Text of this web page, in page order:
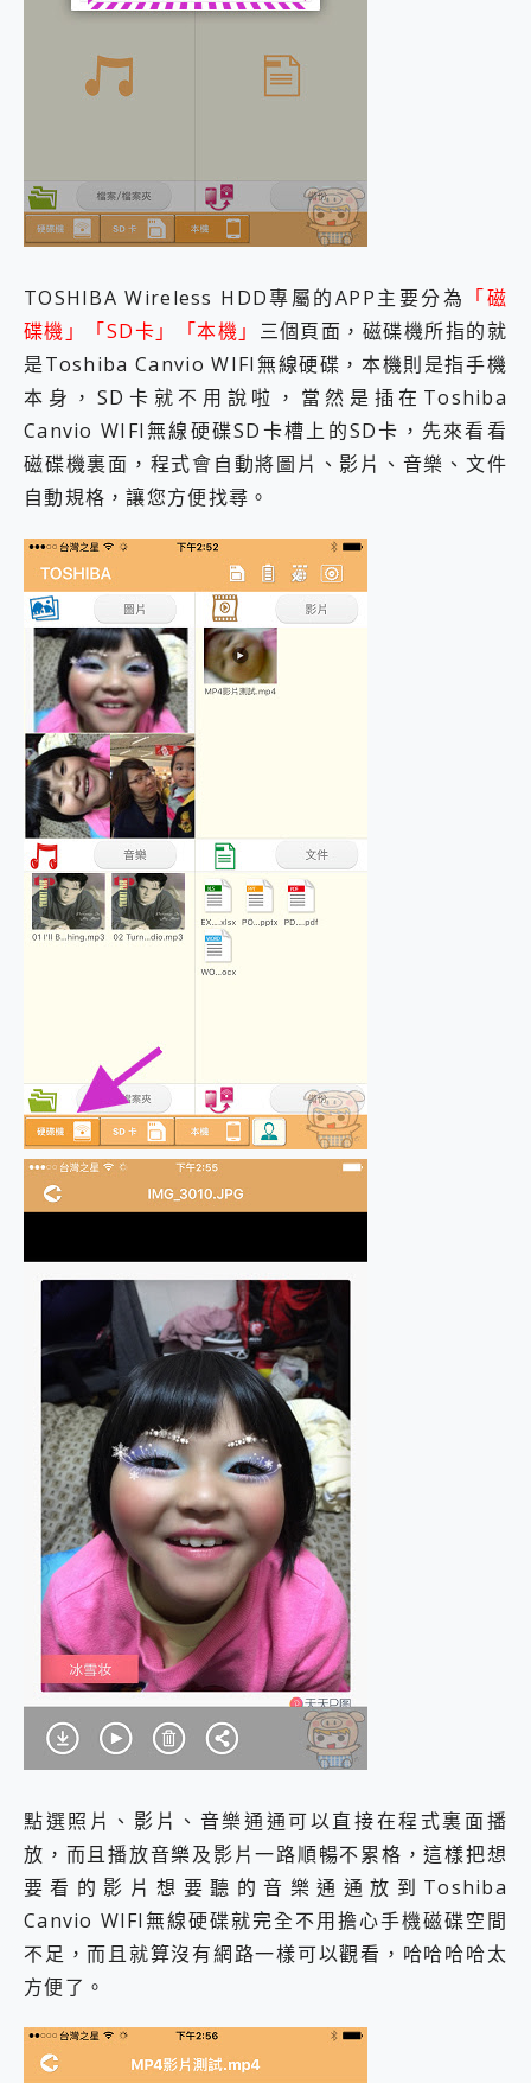
TOSHIBA Wireless HDD專屬的APP主要分為 「磁
碟機」「SD卡」「本機」 三個頁面，磁碟機所指的就
是Toshiba Canvio WIFI無線硬碟，本機則是指手機
本身，SD卡就不用說啦，當然是插在Toshiba
Canvio WIFI無線硬碟SD卡槽上的SD卡，先來看看
磁碟機裏面，程式會自動將圖片、影片、音樂、文件
自動規格，讓您方便找尋。
點選照片、影片、音樂通通可以直接在程式裏面播
放，而且播放音樂及影片一路順暢不累格，這樣把想
要看的影片想要聽的音樂通通放到Toshiba
Canvio WIFI無線硬碟就完全不用擔心手機磁碟空間
不足，而且就算沒有網路一樣可以觀看，哈哈哈哈太
方便了。